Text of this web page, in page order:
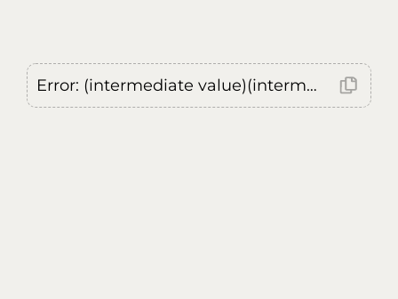
Error: (intermediate value)(intermediate value)(intermediate value).replaceAll is not a function